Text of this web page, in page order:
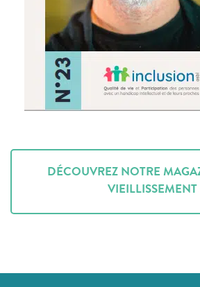
DÉCOUVREZ NOTRE
VIEILLISSEMENT